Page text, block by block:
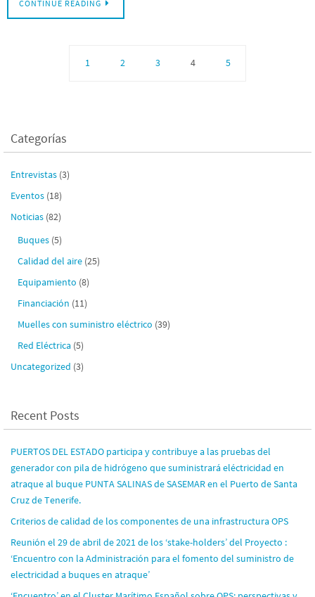
CONTINUE READING
1 2 3 4 5
Categorías
Entrevistas (3)
Eventos (18)
Noticias (82)
Buques (5)
Calidad del aire (25)
Equipamiento (8)
Financiación (11)
Muelles con suministro eléctrico (39)
Red Eléctrica (5)
Uncategorized (3)
Recent Posts
PUERTOS DEL ESTADO participa y contribuye a las pruebas del
generador con pila de hidrógeno que suministrará eléctricidad en
atraque al buque PUNTA SALINAS de SASEMAR en el Puerto de Santa
Cruz de Tenerife.
Criterios de calidad de los componentes de una infrastructura OPS
Reunión el 29 de abril de 2021 de los ‘stake-holders’ del Proyecto :
‘Encuentro con la Administración para el fomento del suministro de
electricidad a buques en atraque’